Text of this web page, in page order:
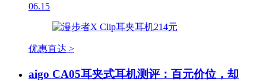
06.15
优惠直达 >
aigo CA05耳夹式耳机测评：百元价位，却